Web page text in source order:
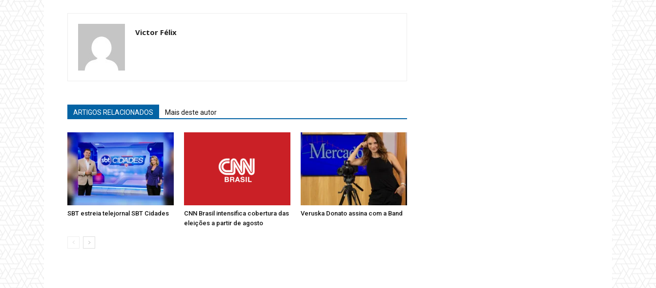
Victor Félix
ARTIGOS RELACIONADOS Mais deste autor
SBT estreia telejornal SBT Cidades
CNN Brasil intensifica cobertura das
eleições a partir de agosto
Veruska Donato assina com a Band